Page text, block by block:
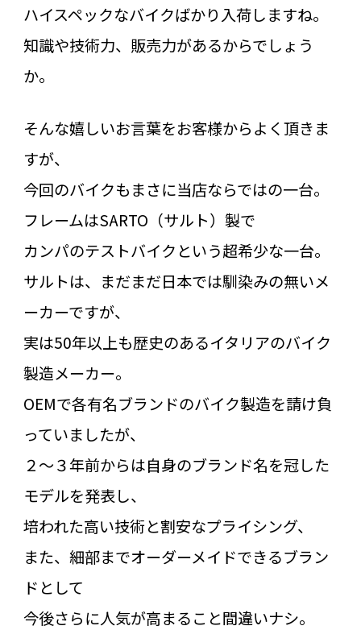
ハイスペックなバイクばかり入荷しますね。
知識や技術力、販売力があるからでしょう
か。
そんな嬉しいお言葉をお客様からよく頂きま
すが、
今回のバイクもまさに当店ならではの一台。
フレームはSARTO（サルト）製で
カンパのテストバイクという超希少な一台。
サルトは、まだまだ日本では馴染みの無いメ
ーカーですが、
実は50年以上も歴史のあるイタリアのバイク
製造メーカー。
OEMで各有名ブランドのバイク製造を請け負
っていましたが、
２～３年前からは自身のブランド名を冠した
モデルを発表し、
培われた高い技術と割安なプライシング、
また、細部までオーダーメイドできるブラン
ドとして
今後さらに人気が高まること間違いナシ。